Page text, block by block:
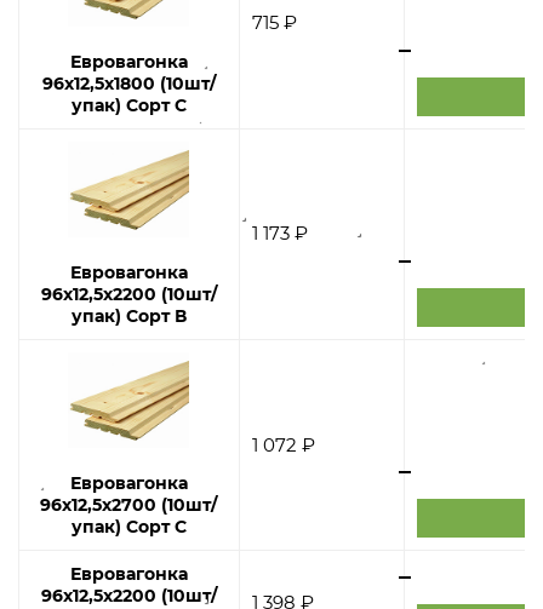
Евровагонка
96х12,5х1800 (10шт/
упак) Сорт С
715 ₽
Евровагонка
96х12,5х2200 (10шт/
упак) Сорт В
1 173 ₽
Евровагонка
96х12,5х2700 (10шт/
упак) Сорт С
1 072 ₽
Евровагонка
96х12,5х2200 (10шт/
1 398 ₽